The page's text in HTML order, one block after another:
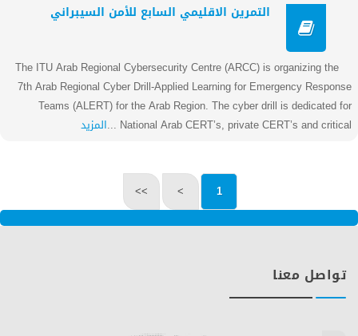
التمرين الاقليمي السابع للأمن السيبراني
The ITU Arab Regional Cybersecurity Centre (ARCC) is organizing the
7th Arab Regional Cyber Drill-Applied Learning for Emergency Response
Teams (ALERT) for the Arab Region. The cyber drill is dedicated for
National Arab CERT’s, private CERT’s and critical ...
المزيد
1
>
>>
تواصل معنا